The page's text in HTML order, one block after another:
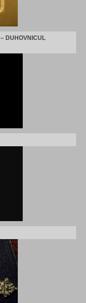
DUHOVNICUL